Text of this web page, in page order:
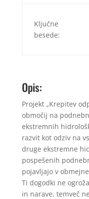
Ključne
besede:
Opis:
Projekt „Krepitev
območij na
ekstremnih
razvit kot odziv na
druge ekstremne
pospešenih
pojavljajo v
Ti dogodki ne
in narave, temveč